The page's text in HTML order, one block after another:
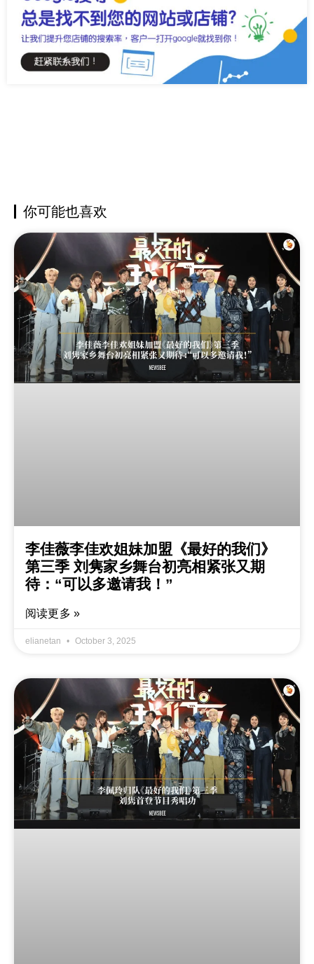
你可能也喜欢
李佳薇李佳欢姐妹加盟《最好的我们》
第三季 刘隽家乡舞台初亮相紧张又期
待：“可以多邀请我！”
阅读更多 »
elianetan October 3, 2025